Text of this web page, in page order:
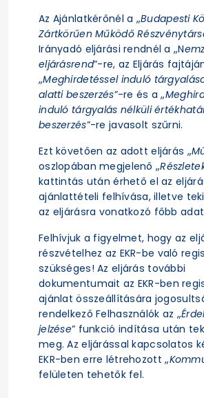
Az Ajánlatkérőnél a „Budapesti
Zártkörűen Működő
Irányadó eljárási rendnél a „N
eljárásrend”-re, az Eljárás
„Meghirdetéssel induló
alatti beszerzés”-re és a „
induló tárgyalás nélküli
beszerzés”-re javasolt szűrni.
Ezt követően az adott eljárás „
oszlopában megjelenő „
kattintás után érhető el az
ajánlattételi felhívása, illetve
az eljárásra vonatkozó főbb
Felhívjuk a figyelmet, hogy az
részvételhez az EKR-be való
szükséges! Az eljárás további
dokumentumait az EKR-ben
ajánlat összeállítására
rendelkező Felhasználók az „
jelzése” funkció indítása után
meg. Az eljárással kapcsolatos
EKR-ben erre létrehozott „
felületen tehetők fel.